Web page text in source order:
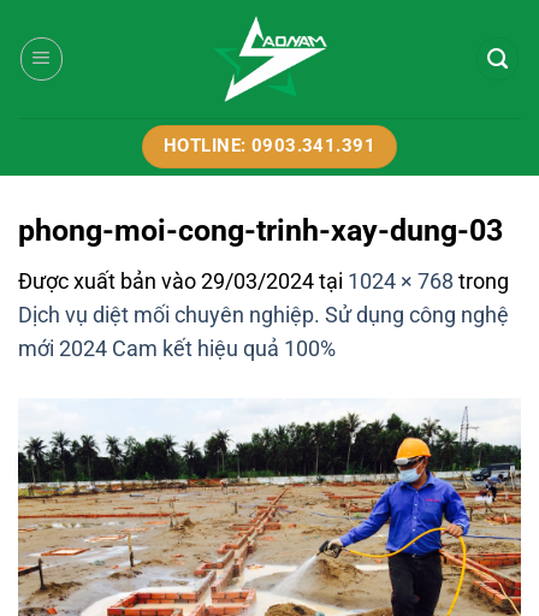
qua
nội
HOTLINE: 0903.341.391
phong-moi-cong-trinh-xay-dung-03
Được xuất bản vào 29/03/2024 tại 1024 × 768 trong
Dịch vụ diệt mối chuyên nghiệp. Sử dụng công nghệ
mới 2024 Cam kết hiệu quả 100%